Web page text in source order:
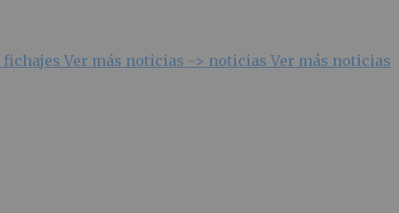
fichajes Ver más noticias -> noticias Ver más noticias